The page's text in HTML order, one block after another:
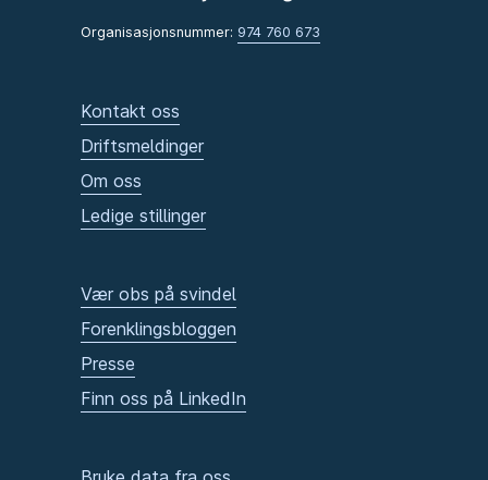
Organisasjonsnummer: 974 760 673
Kontakt oss
Driftsmeldinger
Om oss
Ledige stillinger
Vær obs på svindel
Forenklingsbloggen
Presse
Finn oss på LinkedIn